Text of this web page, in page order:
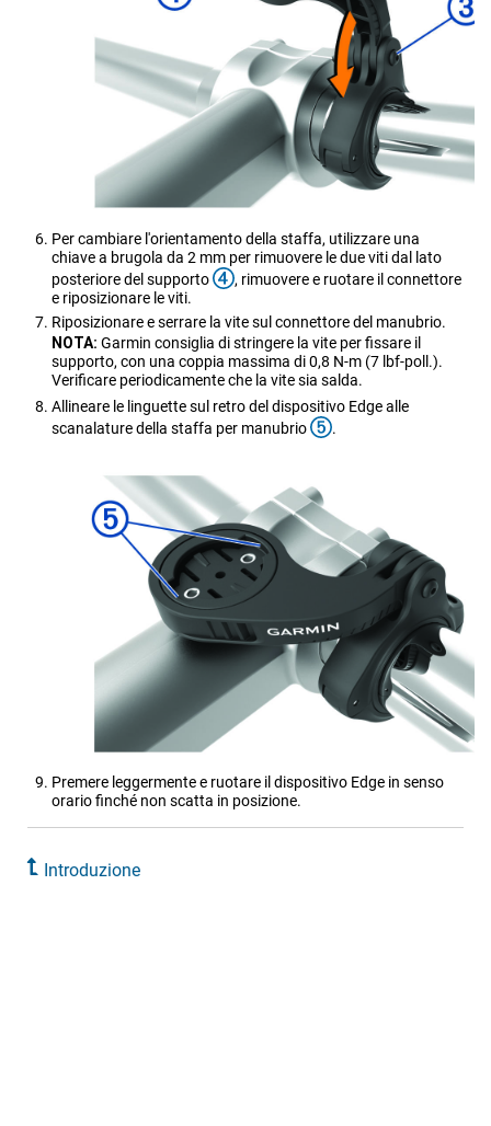
Per cambiare l'orientamento della staffa, utilizzare una
chiave a brugola da 2 mm per rimuovere le due viti dal lato
posteriore del supporto
, rimuovere e ruotare il connettore
e riposizionare le viti.
Riposizionare e serrare la vite sul connettore del manubrio.
NOTA: Garmin consiglia di stringere la vite per fissare il
supporto, con una coppia massima di 0,8 N-m (7 lbf-poll.).
Verificare periodicamente che la vite sia salda.
Allineare le linguette sul retro del dispositivo Edge alle
scanalature della staffa per manubrio
.
Premere leggermente e ruotare il dispositivo Edge in senso
orario finché non scatta in posizione.
Introduzione